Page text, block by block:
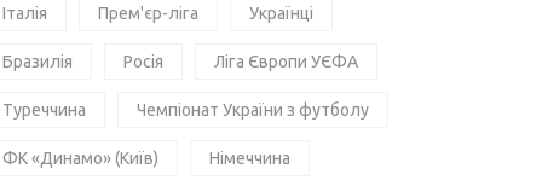
Італія Прем'єр-ліга Українці
Бразилія Росія Ліга Європи УЄФА
Туреччина Чемпіонат України з футболу
ФК «Динамо» (Київ) Німеччина